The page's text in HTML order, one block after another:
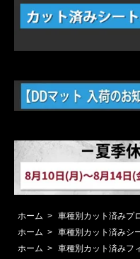
ホーム > 車種別カット済みプ
ホーム > 車種別カット済みシ
ホーム > 車種別カット済みフ